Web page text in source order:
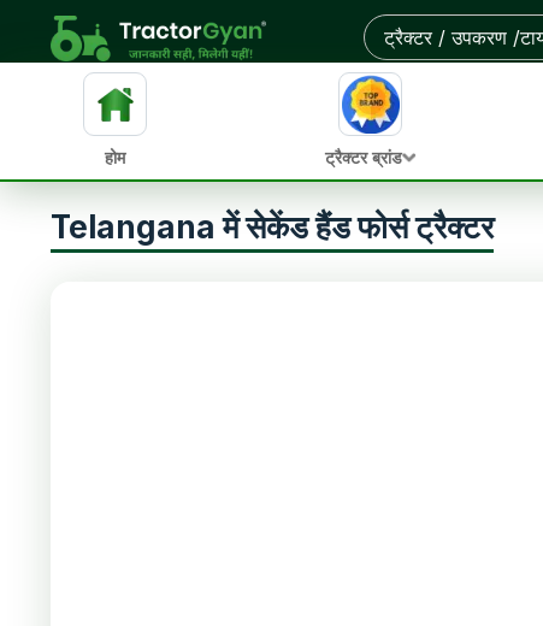
होम ट्रैक्टर ब्रांड
Telangana में सेकेंड हैंड फोर्स ट्रैक्टर